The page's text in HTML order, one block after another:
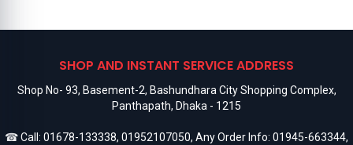
SHOP AND INSTANT SERVICE ADDRESS
Shop No- 93, Basement-2, Bashundhara City Shopping Complex,
Panthapath, Dhaka - 1215
☎ Call: 01678-133338, 01952107050, Any Order Info: 01945-663344,